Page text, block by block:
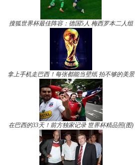
搜狐世界杯最佳阵容：德国5人 梅西罗本二人组
拿上手机走巴西！每张都能当壁纸 拍不够的美景
在巴西的33天！前方独家记录 世界杯精品照(图)